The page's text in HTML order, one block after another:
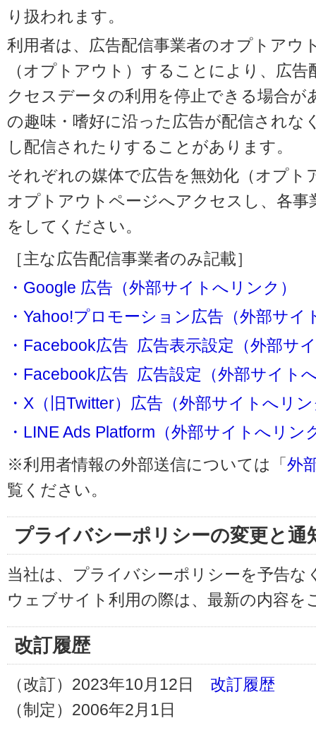
り扱われます。
利用者は、広告配信事業者のオプトアウ
（オプトアウト）することにより、広
クセスデータの利用を停止できる場合が
の趣味・嗜好に沿った広告が配信されな
し配信されたりすることがあります。
それぞれの媒体で広告を無効化（オプト
オプトアウトページへアクセスし、各
をしてください。
［主な広告配信事業者のみ記載］
・Google 広告（外部サイトへリンク）
・Yahoo!プロモーション広告（外部サイ
・Facebook広告 広告表示設定（外部サ
・Facebook広告 広告設定（外部サイト
・X（旧Twitter）広告（外部サイトへリ
・LINE Ads Platform（外部サイトへリン
※利用者情報の外部送信については「外
覧ください。
プライバシーポリシーの変更と通
当社は、プライバシーポリシーを予告
ウェブサイト利用の際は、最新の内容を
改訂履歴
（改訂）2023年10月12日 改訂履歴
（制定）2006年2月1日